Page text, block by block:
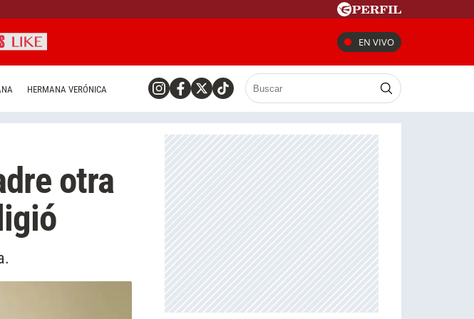
EN VIVO
HERMANA VERÓNICA
otra